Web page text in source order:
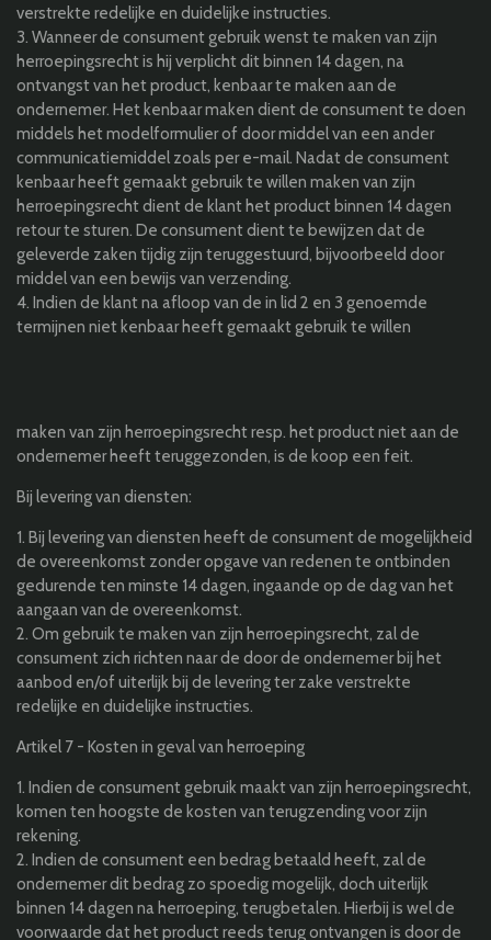
verstrekte redelijke en duidelijke instructies.
3. Wanneer de consument gebruik wenst te maken van zijn
herroepingsrecht is hij verplicht dit binnen 14 dagen, na
ontvangst van het product, kenbaar te maken aan de
ondernemer. Het kenbaar maken dient de consument te doen
middels het modelformulier of door middel van een ander
communicatiemiddel zoals per e-mail. Nadat de consument
kenbaar heeft gemaakt gebruik te willen maken van zijn
herroepingsrecht dient de klant het product binnen 14 dagen
retour te sturen. De consument dient te bewijzen dat de
geleverde zaken tijdig zijn teruggestuurd, bijvoorbeeld door
middel van een bewijs van verzending.
4. Indien de klant na afloop van de in lid 2 en 3 genoemde
termijnen niet kenbaar heeft gemaakt gebruik te willen
maken van zijn herroepingsrecht resp. het product niet aan de
ondernemer heeft teruggezonden, is de koop een feit.
Bij levering van diensten:
1. Bij levering van diensten heeft de consument de mogelijkheid
de overeenkomst zonder opgave van redenen te ontbinden
gedurende ten minste 14 dagen, ingaande op de dag van het
aangaan van de overeenkomst.
2. Om gebruik te maken van zijn herroepingsrecht, zal de
consument zich richten naar de door de ondernemer bij het
aanbod en/of uiterlijk bij de levering ter zake verstrekte
redelijke en duidelijke instructies.
Artikel 7 - Kosten in geval van herroeping
1. Indien de consument gebruik maakt van zijn herroepingsrecht,
komen ten hoogste de kosten van terugzending voor zijn
rekening.
2. Indien de consument een bedrag betaald heeft, zal de
ondernemer dit bedrag zo spoedig mogelijk, doch uiterlijk
binnen 14 dagen na herroeping, terugbetalen. Hierbij is wel de
voorwaarde dat het product reeds terug ontvangen is door de